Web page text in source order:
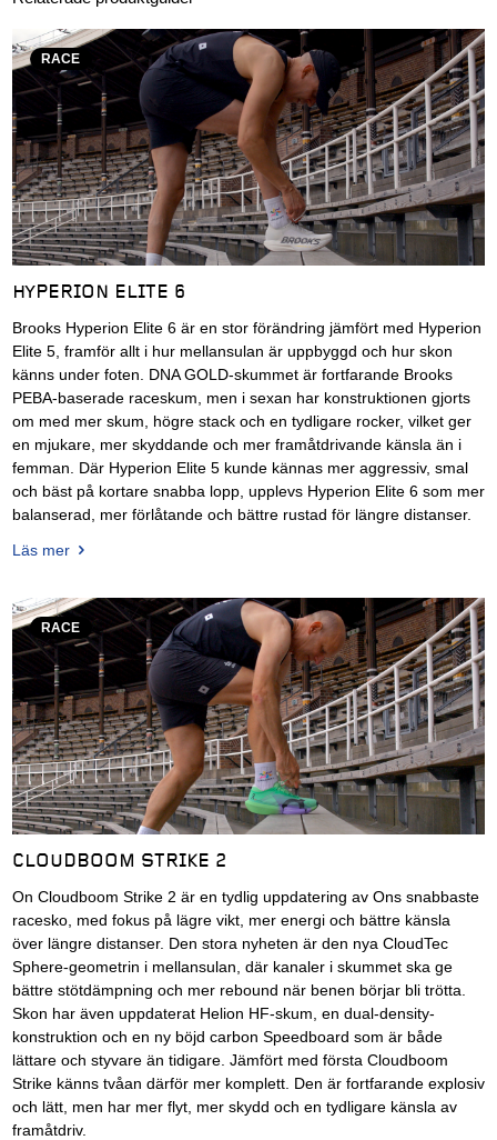
RACE
HYPERION ELITE 6
Brooks Hyperion Elite 6 är en stor förändring jämfört med Hyperion
Elite 5, framför allt i hur mellansulan är uppbyggd och hur skon
känns under foten. DNA GOLD-skummet är fortfarande Brooks
PEBA-baserade raceskum, men i sexan har konstruktionen gjorts
om med mer skum, högre stack och en tydligare rocker, vilket ger
en mjukare, mer skyddande och mer framåtdrivande känsla än i
femman. Där Hyperion Elite 5 kunde kännas mer aggressiv, smal
och bäst på kortare snabba lopp, upplevs Hyperion Elite 6 som mer
balanserad, mer förlåtande och bättre rustad för längre distanser.
Läs mer
RACE
CLOUDBOOM STRIKE 2
On Cloudboom Strike 2 är en tydlig uppdatering av Ons snabbaste
racesko, med fokus på lägre vikt, mer energi och bättre känsla
över längre distanser. Den stora nyheten är den nya CloudTec
Sphere-geometrin i mellansulan, där kanaler i skummet ska ge
bättre stötdämpning och mer rebound när benen börjar bli trötta.
Skon har även uppdaterat Helion HF-skum, en dual-density-
konstruktion och en ny böjd carbon Speedboard som är både
lättare och styvare än tidigare. Jämfört med första Cloudboom
Strike känns tvåan därför mer komplett. Den är fortfarande explosiv
och lätt, men har mer flyt, mer skydd och en tydligare känsla av
framåtdriv.